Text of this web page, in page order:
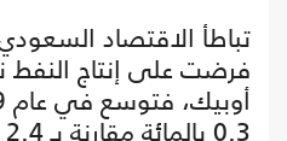
تباطأ الاقتصاد
فرضت على إنتاج النفط